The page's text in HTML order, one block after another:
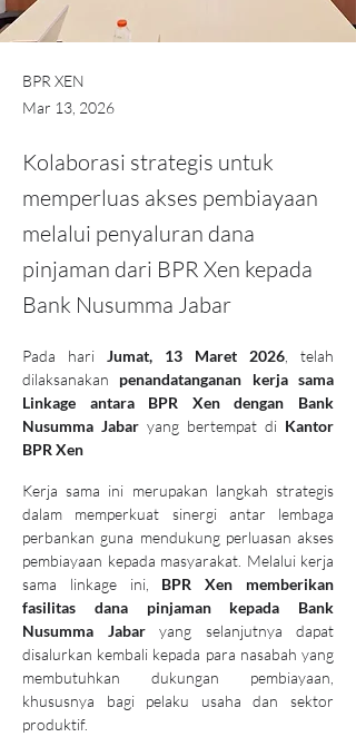
BPR XEN
Mar 13, 2026
Kolaborasi strategis untuk
memperluas akses pembiayaan
melalui penyaluran dana
pinjaman dari BPR Xen kepada
Bank Nusumma Jabar
Pada hari Jumat, 13 Maret 2026 , telah
dilaksanakan penandatanganan kerja sama
Linkage antara BPR Xen dengan Bank
Nusumma Jabar yang bertempat di Kantor
BPR Xen
Kerja sama ini merupakan langkah strategis
dalam memperkuat sinergi antar lembaga
perbankan guna mendukung perluasan akses
pembiayaan kepada masyarakat. Melalui kerja
sama linkage ini, BPR Xen memberikan
fasilitas dana pinjaman kepada Bank
Nusumma Jabar yang selanjutnya dapat
disalurkan kembali kepada para nasabah yang
membutuhkan dukungan pembiayaan,
khususnya bagi pelaku usaha dan sektor
produktif.